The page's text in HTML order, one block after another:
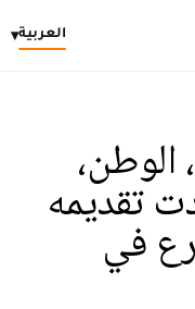
العربية▾
الوطن،
تقديمه
في